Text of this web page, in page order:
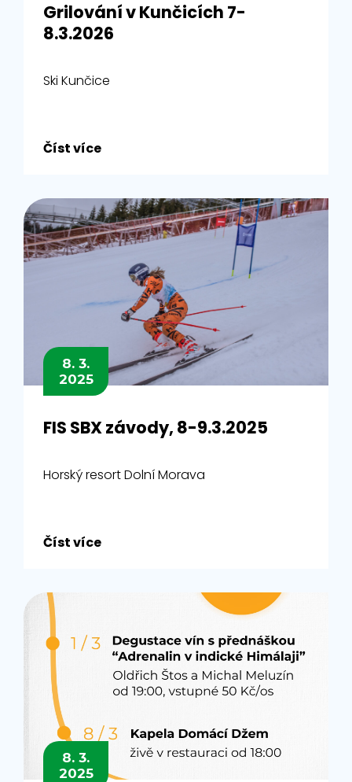
Grilování v Kunčicích 7-
8.3.2026
Ski Kunčice
Číst více
8. 3.
2025
FIS SBX závody, 8-9.3.2025
Horský resort Dolní Morava
Číst více
8. 3.
2025